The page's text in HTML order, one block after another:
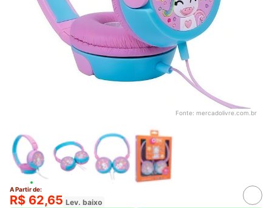
Fonte: mercadolivre.com.br
A Partir de:
R$ 62,65 Lev. baixo